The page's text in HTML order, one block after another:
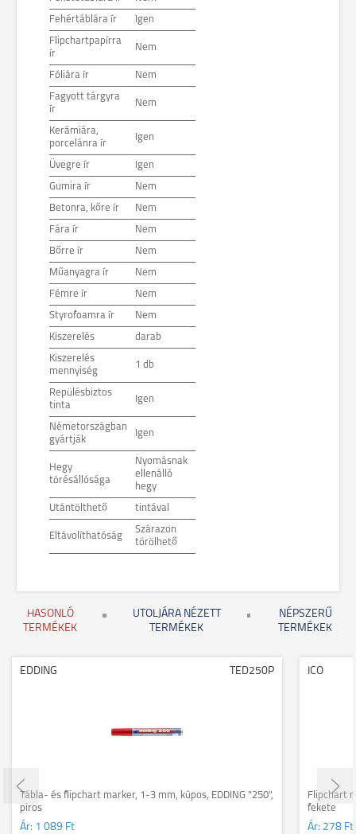
Fehértáblára ír Igen
Flipchartpapírra
ír
Nem
Fóliára ír Nem
Fagyott tárgyra
ír
Nem
Kerámiára,
porcelánra ír
Igen
Üvegre ír Igen
Gumira ír Nem
Betonra, kőre ír Nem
Fára ír Nem
Bőrre ír Nem
Műanyagra ír Nem
Fémre ír Nem
Styrofoamra ír Nem
Kiszerelés darab
Kiszerelés
mennyiség
1 db
Repülésbiztos
tinta
Igen
Németországban
gyártják
Igen
Hegy
törésállósága
Nyomásnak
ellenálló
hegy
Utántölthető tintával
Eltávolíthatóság
Szárazon
törölhető
HASONLÓ
TERMÉKEK
UTOLJÁRA NÉZETT
TERMÉKEK
NÉPSZERŰ
TERMÉKEK
EDDING TED250P
Tábla- és flipchart marker, 1-3 mm, kúpos, EDDING "250",
piros
Ár: 1 089 Ft
ICO
Flipchart
fekete
Ár: 278 Ft